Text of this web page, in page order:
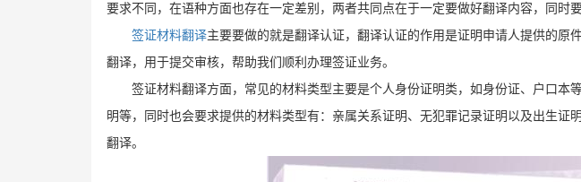
要求不同，在语种方面也存在一定差别，两者共同点在于一定要做好翻译内容，同时
签证材料翻译主要要做的就是翻译认证，翻译认证的作用是证明申请人提供的原
翻译，用于提交审核，帮助我们顺利办理签证业务。
签证材料翻译方面，常见的材料类型主要是个人身份证明类，如身份证、户口本
明等，同时也会要求提供的材料类型有：亲属关系证明、无犯罪记录证明以及出生证
翻译。